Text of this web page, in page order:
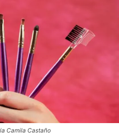
Camila Castaño